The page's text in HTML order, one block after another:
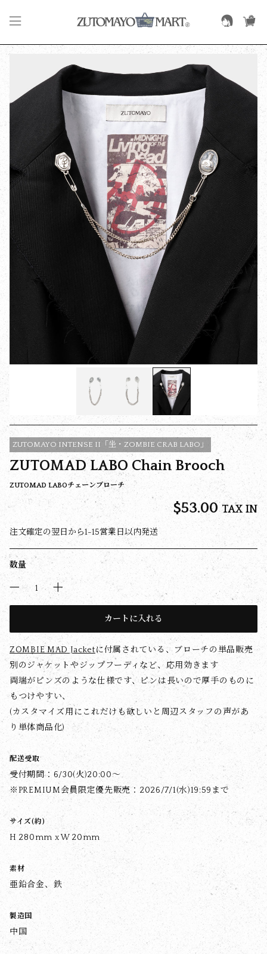
ZUTOMAYO INTENSE II「坐・ZOMBIE CRAB LABO」
ZUTOMAD LABO Chain Brooch
ZUTOMAD LABOチェーンブローチ
$‌53.00TAX IN
注文確定の翌日から1-15営業日以内発送
数量
カートに入れる
ZOMBIE MAD Jacketに付属されている、ブローチの単品販売
別のジャケットやジップフーディなど、応用効きます
両端がピンズのような仕様です、ピンは長いので厚手のものに
もつけやすい、
(カスタマイズ用にこれだけも欲しいと周辺スタッフの声があ
り単体商品化)
配送受取
受付期間：6/30(火)20:00〜
※PREMIUM会員限定優先販売：2026/7/1(水)19:59まで
サイズ(約)
H 280mm x W 20mm
素材
亜鉛合金、鉄
製造国
中国